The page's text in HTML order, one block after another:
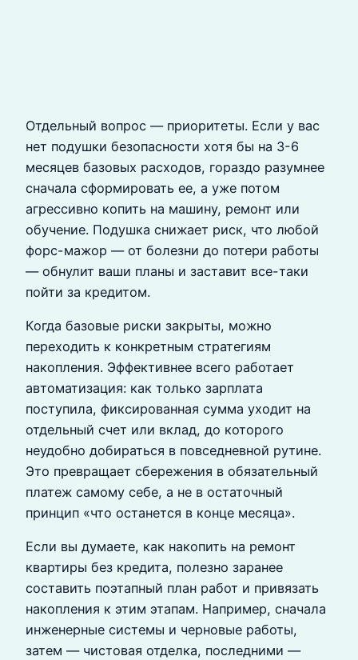
Отдельный вопрос — приоритеты. Если у вас
нет подушки безопасности хотя бы на 3-6
месяцев базовых расходов, гораздо разумнее
сначала сформировать ее, а уже потом
агрессивно копить на машину, ремонт или
обучение. Подушка снижает риск, что любой
форс-мажор — от болезни до потери работы
— обнулит ваши планы и заставит все-таки
пойти за кредитом.
Когда базовые риски закрыты, можно
переходить к конкретным стратегиям
накопления. Эффективнее всего работает
автоматизация: как только зарплата
поступила, фиксированная сумма уходит на
отдельный счет или вклад, до которого
неудобно добираться в повседневной рутине.
Это превращает сбережения в обязательный
платеж самому себе, а не в остаточный
принцип «что останется в конце месяца».
Если вы думаете, как накопить на ремонт
квартиры без кредита, полезно заранее
составить поэтапный план работ и привязать
накопления к этим этапам. Например, сначала
инженерные системы и черновые работы,
затем — чистовая отделка, последними —